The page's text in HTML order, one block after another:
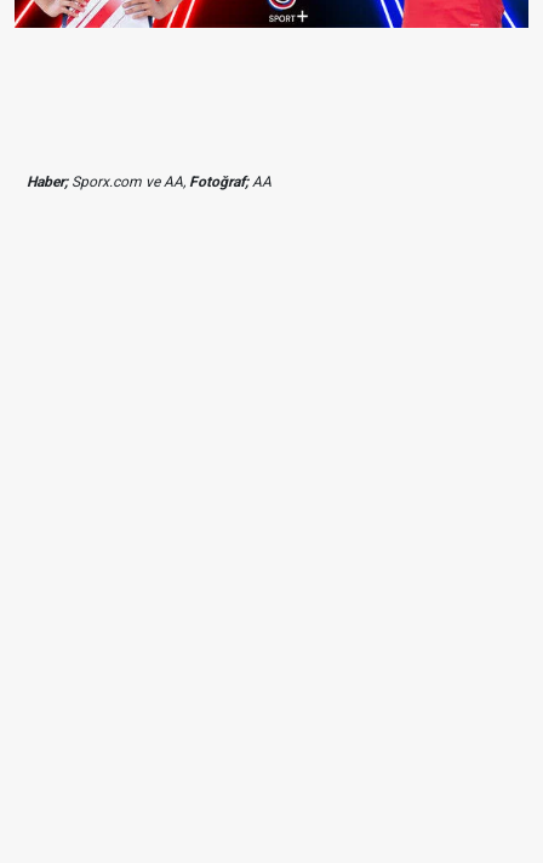
Haber;Sporx.com ve AA, Fotoğraf;AA